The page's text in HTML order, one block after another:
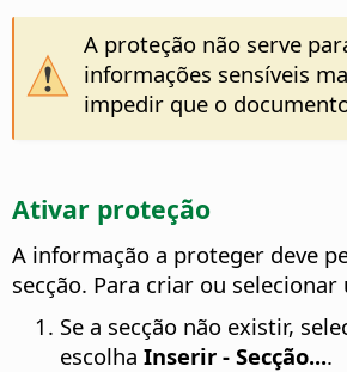
A proteção não serve
informações sensíveis
impedir que o
Ativar proteção
A informação a proteger deve
secção. Para criar ou selecionar
Se a secção não existir,
escolha Inserir - Secção....